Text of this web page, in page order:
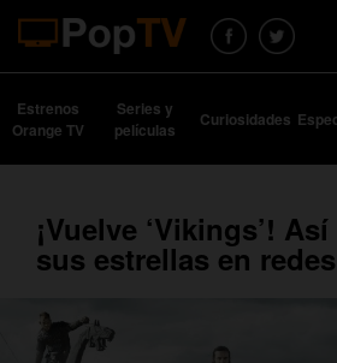
Estrenos
Orange TV
Series y
películas
Curiosidades
¡Vuelve ‘Vikings’!
sus estrellas en